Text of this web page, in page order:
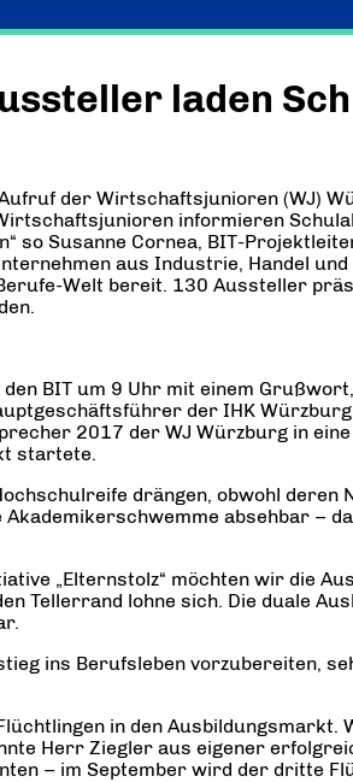
laden
der Wirtschaftsjunioren (WJ)
informieren
so Susanne Cornea, BIT-
aus Industrie, Handel
Welt bereit. 130 Aussteller
BIT um 9 Uhr mit einem
der IHK
2017 der WJ Würzburg in
startete.
drängen, obwohl deren
absehbar –
„Elternstolz“ möchten wir die
Tellerrand lohne sich. Die duale
ins Berufsleben vorzubereiten,
in den Ausbildungsmarkt.
Herr Ziegler aus eigener
– im September wird der dritte